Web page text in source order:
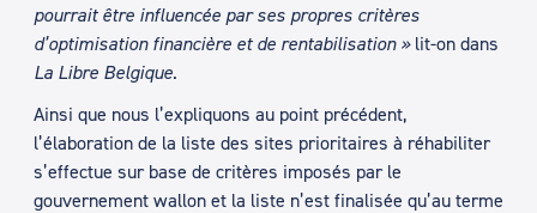
pourrait être influencée par ses propres critères
d’optimisation financière et de rentabilisation » lit-on dans
La Libre Belgique.
Ainsi que nous l’expliquons au point précédent,
l’élaboration de la liste des sites prioritaires à réhabiliter
s’effectue sur base de critères imposés par le
gouvernement wallon et la liste n’est finalisée qu’au terme